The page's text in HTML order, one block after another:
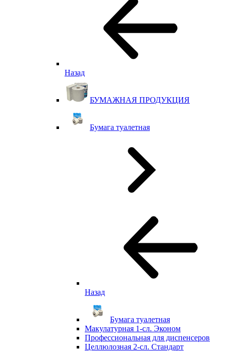
Назад
БУМАЖНАЯ ПРОДУКЦИЯ
Бумага туалетная
Назад
Бумага туалетная
Макулатурная 1-сл. Эконом
Профессиональная для диспенсеров
Целлюлозная 2-сл. Стандарт